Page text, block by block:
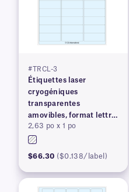
#TRCL-3
Étiquettes laser
cryogéniques
transparentes
amovibles, format lettre
US
2,63 po x 1 po
$66.30 ($0.138/label)